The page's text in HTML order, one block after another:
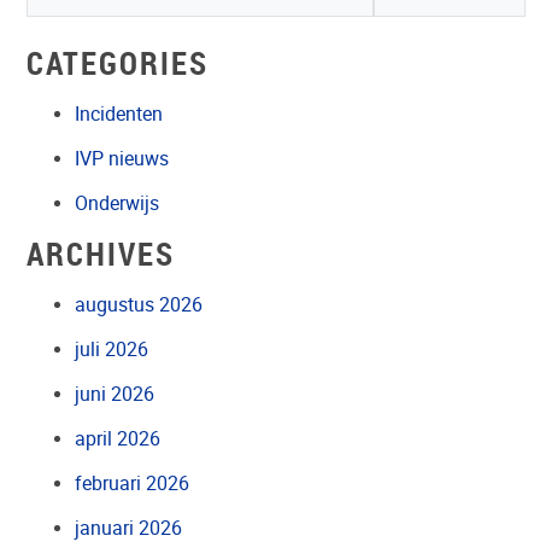
CATEGORIES
Incidenten
IVP nieuws
Onderwijs
ARCHIVES
augustus 2026
juli 2026
juni 2026
april 2026
februari 2026
januari 2026